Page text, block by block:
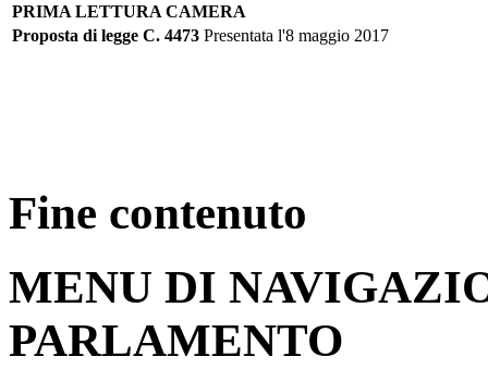
PRIMA LETTURA CAMERA
Proposta di legge C. 4473 Presentata l'8 maggio 2017
Fine contenuto
MENU DI
PARLAMENTO